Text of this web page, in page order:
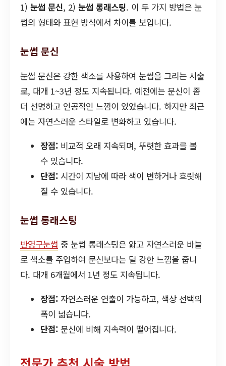
1) 눈썹 문신, 2) 눈썹 롱래스팅. 이 두 가지 방법은 눈
썹의 형태와 표현 방식에서 차이를 보입니다.
눈썹 문신
눈썹 문신은 강한 색소를 사용하여 눈썹을 그리는 시술
로, 대개 1~3년 정도 지속됩니다. 예전에는 문신이 좀
더 선명하고 인공적인 느낌이 있었습니다. 하지만 최근
에는 자연스러운 스타일로 변화하고 있습니다.
장점: 비교적 오래 지속되며, 뚜렷한 효과를 볼
수 있습니다.
단점: 시간이 지남에 따라 색이 변하거나 흐릿해
질 수 있습니다.
눈썹 롱래스팅
반영구눈썹 중 눈썹 롱래스팅은 얇고 자연스러운 바늘
로 색소를 주입하여 문신보다는 덜 강한 느낌을 줍니
다. 대개 6개월에서 1년 정도 지속됩니다.
장점: 자연스러운 연출이 가능하고, 색상 선택의
폭이 넓습니다.
단점: 문신에 비해 지속력이 떨어집니다.